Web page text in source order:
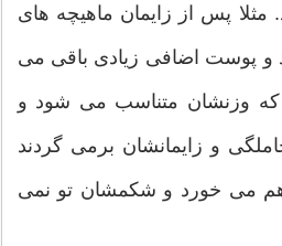
مثلا پس از زایمان ماهیچه های
پوست اضافی زیادی باقی می
که وزنشان متناسب می شود و
و زایمانشان برمی گردند
می خورد و شکمشان تو نمی